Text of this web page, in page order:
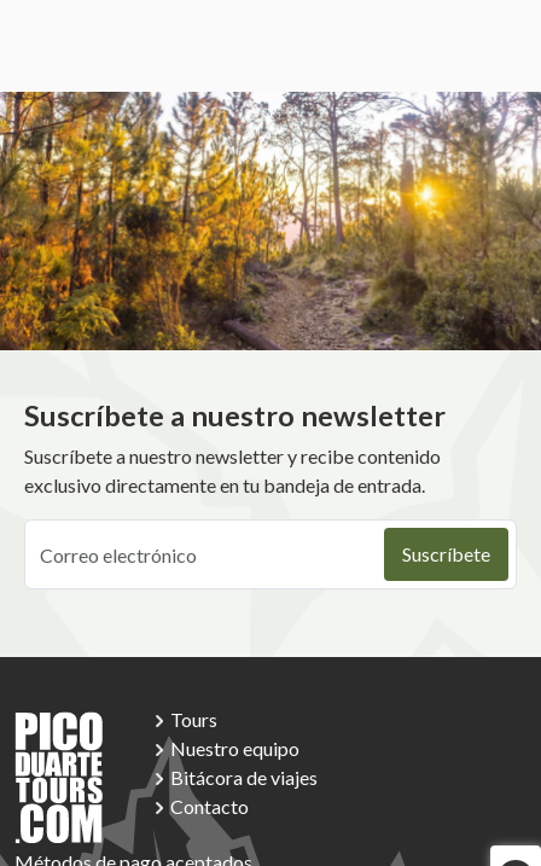
Suscríbete a nuestro newsletter
Suscríbete a nuestro newsletter y recibe contenido
exclusivo directamente en tu bandeja de entrada.
Tours
Nuestro equipo
Bitácora de viajes
Contacto